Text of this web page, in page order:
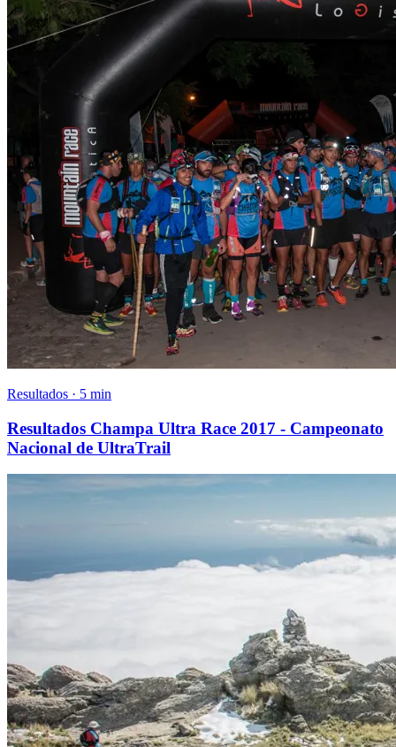
Resultados · 5 min
Resultados Champa Ultra Race 2017 - Campeonato
Nacional de UltraTrail